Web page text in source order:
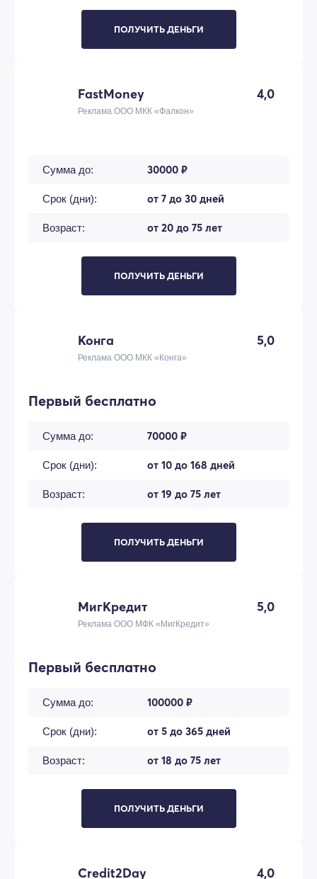
ПОЛУЧИТЬ ДЕНЬГИ
FastMoney 4,0
Реклама ООО МКК «Фалкон»
Сумма до: 30000 ₽
Срок (дни): от 7 до 30 дней
Возраст: от 20 до 75 лет
ПОЛУЧИТЬ ДЕНЬГИ
Конга 5,0
Реклама ООО МКК «Конга»
Первый бесплатно
Сумма до: 70000 ₽
Срок (дни): от 10 до 168 дней
Возраст: от 19 до 75 лет
ПОЛУЧИТЬ ДЕНЬГИ
МигКредит 5,0
Реклама ООО МФК «МигКредит»
Первый бесплатно
Сумма до: 100000 ₽
Срок (дни): от 5 до 365 дней
Возраст: от 18 до 75 лет
ПОЛУЧИТЬ ДЕНЬГИ
Credit2Day 4,0